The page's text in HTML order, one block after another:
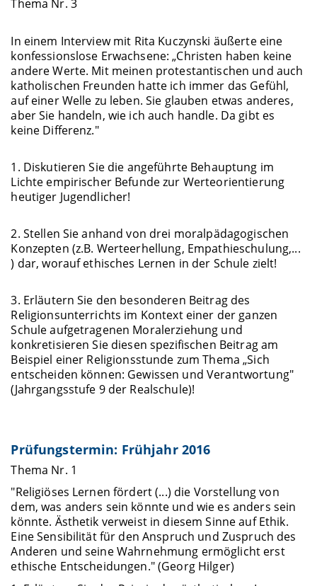
Thema Nr. 3
In einem Interview mit Rita Kuczynski äußerte eine
konfessionslose Erwachsene: „Christen haben keine
andere Werte. Mit meinen protestantischen und auch
katholischen Freunden hatte ich immer das Gefühl,
auf einer Welle zu leben. Sie glauben etwas anderes,
aber Sie handeln, wie ich auch handle. Da gibt es
keine Differenz."
1. Diskutieren Sie die angeführte Behauptung im
Lichte empirischer Befunde zur Werteorientierung
heutiger Jugendlicher!
2. Stellen Sie anhand von drei moralpädagogischen
Konzepten (z.B. Werteerhellung, Empathieschulung,...
) dar, worauf ethisches Lernen in der Schule zielt!
3. Erläutern Sie den besonderen Beitrag des
Religionsunterrichts im Kontext einer der ganzen
Schule aufgetragenen Moralerziehung und
konkretisieren Sie diesen spezifischen Beitrag am
Beispiel einer Religionsstunde zum Thema „Sich
entscheiden können: Gewissen und Verantwortung"
(Jahrgangsstufe 9 der Realschule)!
Prüfungstermin: Frühjahr 2016
Thema Nr. 1
"Religiöses Lernen fördert (...) die Vorstellung von
dem, was anders sein könnte und wie es anders sein
könnte. Ästhetik verweist in diesem Sinne auf Ethik.
Eine Sensibilität für den Anspruch und Zuspruch des
Anderen und seine Wahrnehmung ermöglicht erst
ethische Entscheidungen." (Georg Hilger)